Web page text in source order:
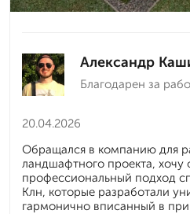
Александр
Благодарен за
20.04.2026
Обращался в компанию для
ландшафтного проекта, хочу
профессиональный подход
Клн, которые разработали
гармонично вписанный в